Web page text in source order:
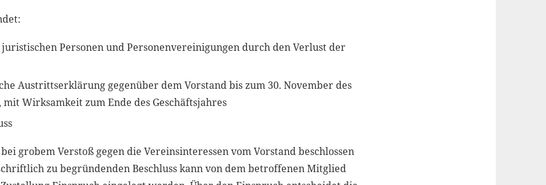
Personen und Personenvereinigungen durch den Verlust der
Austrittserklärung gegenüber dem Vorstand bis zum 30. November des
Wirksamkeit zum Ende des Geschäftsjahres
grobem Verstoß gegen die Vereinsinteressen vom Vorstand beschlossen
zu begründenden Beschluss kann von dem betroffenen Mitglied